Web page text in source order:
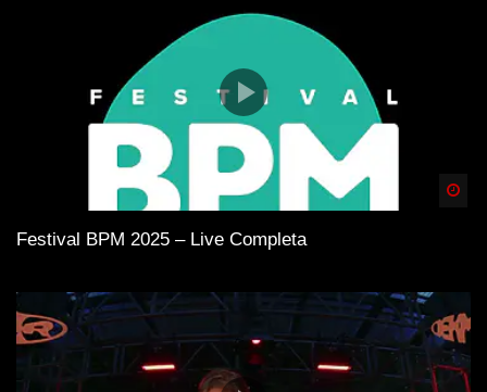
Festival BPM 2025 – Live Completa